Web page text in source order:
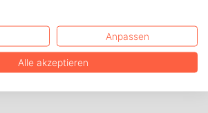
Anpassen
Alle akzeptieren